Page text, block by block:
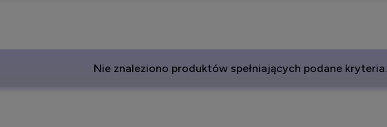
Nie znaleziono produktów spełniających podane kryteria.